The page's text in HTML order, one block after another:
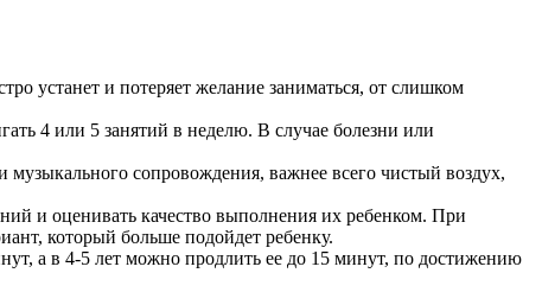
устанет и потеряет желание заниматься, от слишком
4 или 5 занятий в неделю. В случае болезни или
музыкального сопровождения, важнее всего чистый воздух,
и оценивать качество выполнения их ребенком. При
который больше подойдет ребенку.
а в 4-5 лет можно продлить ее до 15 минут, по достижению